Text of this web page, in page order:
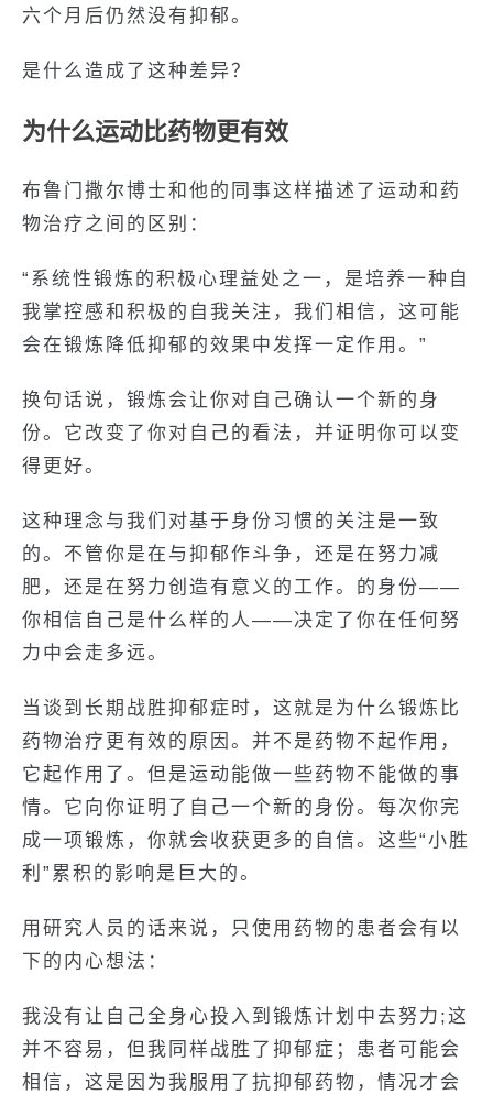
六个月后仍然没有抑郁。
是什么造成了这种差异？
为什么运动比药物更有效
布鲁门撒尔博士和他的同事这样描述了运动和药
物治疗之间的区别：
“系统性锻炼的积极心理益处之一，是培养一种自
我掌控感和积极的自我关注，我们相信，这可能
会在锻炼降低抑郁的效果中发挥一定作用。”
换句话说，锻炼会让你对自己确认一个新的身
份。它改变了你对自己的看法，并证明你可以变
得更好。
这种理念与我们对基于身份习惯的关注是一致
的。不管你是在与抑郁作斗争，还是在努力减
肥，还是在努力创造有意义的工作。的身份——
你相信自己是什么样的人——决定了你在任何努
力中会走多远。
当谈到长期战胜抑郁症时，这就是为什么锻炼比
药物治疗更有效的原因。并不是药物不起作用，
它起作用了。但是运动能做一些药物不能做的事
情。它向你证明了自己一个新的身份。每次你完
成一项锻炼，你就会收获更多的自信。这些“小胜
利”累积的影响是巨大的。
用研究人员的话来说，只使用药物的患者会有以
下的内心想法：
我没有让自己全身心投入到锻炼计划中去努力;这
并不容易，但我同样战胜了抑郁症；患者可能会
相信，这是因为我服用了抗抑郁药物，情况才会